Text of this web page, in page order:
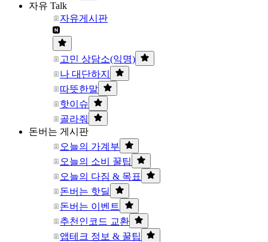
자유 Talk
자유게시판
고민 상담소(익명)
나 대단하지
따뜻한말
핫이슈
골라줘
돈버는 게시판
오늘의 가계부
오늘의 소비 꿀팁
오늘의 다짐 & 목표
돈버는 핫딜
돈버는 이벤트
추천인코드 교환
앱테크 정보 & 꿀팁